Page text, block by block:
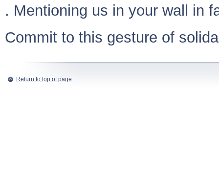
. Mentioning us in your wall in
Commit to this gesture of
Return to top of page